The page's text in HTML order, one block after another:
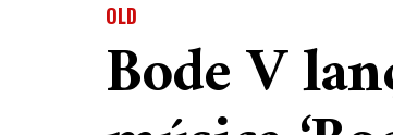
OLD
Bode V